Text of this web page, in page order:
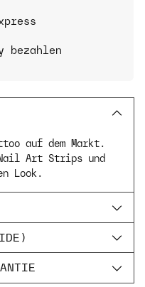
bezahlen
auf dem Markt.
Art Strips und
Look.